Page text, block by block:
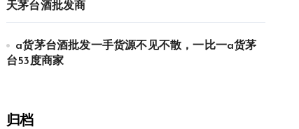
天茅台酒批发商
a货茅台酒批发一手货源不见不散，一比一a货茅
台53度商家
归档